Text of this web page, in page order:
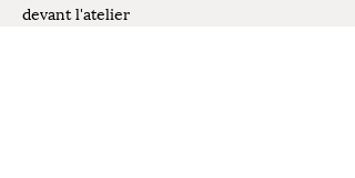
devant l'atelier